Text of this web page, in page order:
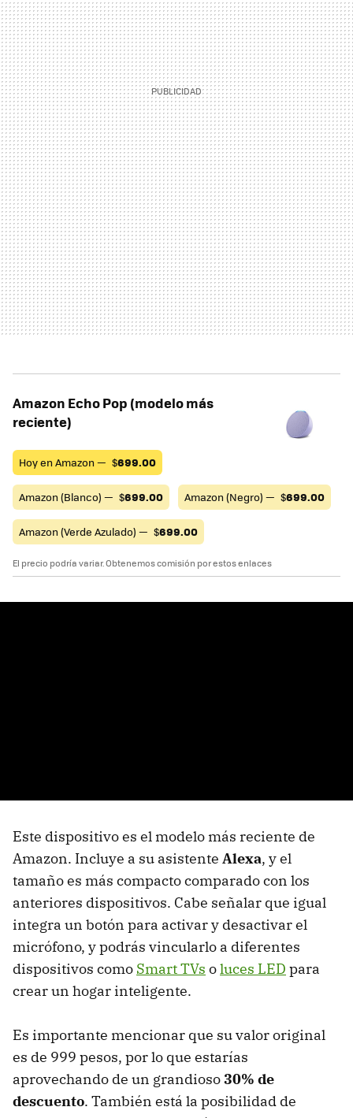
Amazon Echo Pop (modelo más
reciente)
Hoy en Amazon — $699.00
Amazon (Blanco) — $699.00 Amazon (Negro) — $699.00
Amazon (Verde Azulado) — $699.00
El precio podría variar. Obtenemos comisión por estos enlaces
Este dispositivo es el modelo más reciente de
Amazon. Incluye a su asistente Alexa, y el
tamaño es más compacto comparado con los
anteriores dispositivos. Cabe señalar que igual
integra un botón para activar y desactivar el
micrófono, y podrás vincularlo a diferentes
dispositivos como Smart TVs oluces LED para
crear un hogar inteligente.
Es importante mencionar que su valor original
es de 999 pesos, por lo que estarías
aprovechando de un grandioso30% de
descuento. También está la posibilidad de